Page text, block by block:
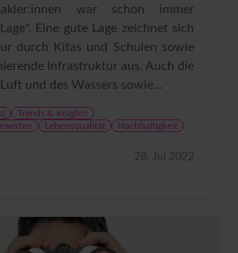
war schon immer
Eine gute Lage zeichnet sich
durch Kitas und Schulen sowie
Infrastruktur aus. Auch die
und des Wassers sowie...
Trends & Insights
Lebensqualität Nachhaltigkeit
28. Jul 2022